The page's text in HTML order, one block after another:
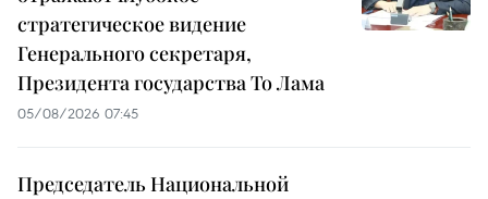
стратегическое видение
Генерального секретаря,
Президента государства То Лама
05/08/2026 07:45
Председатель Национальной